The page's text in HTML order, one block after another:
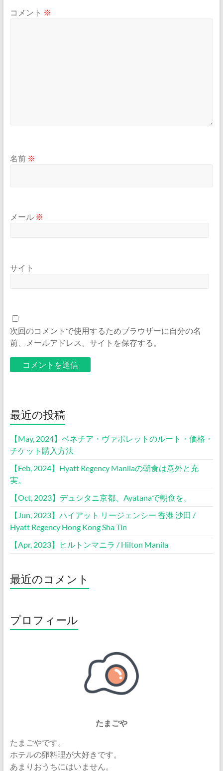
コメント ※
名前 ※
メール ※
サイト
次回のコメントで使用するためブラウザーに自分の名
前、メールアドレス、サイトを保存する。
最近の投稿
【May, 2024】ベネチア・ヴァポレットのルート・価格・
チケット購入方法
【Feb, 2024】Hyatt Regency Manilaの朝食は意外と充
実。
【Oct, 2023】デュシタニ京都、Ayatanaで朝食を。
【Jun, 2023】ハイアット リージェンシー 香港 沙田 /
Hyatt Regency Hong Kong Sha Tin
【Apr, 2023】ヒルトンマニラ / Hilton Manila
最近のコメント
プロフィール
たまごや
たまごやです。
ホテルの卵料理が大好きです。
あまりおうちにはいません。